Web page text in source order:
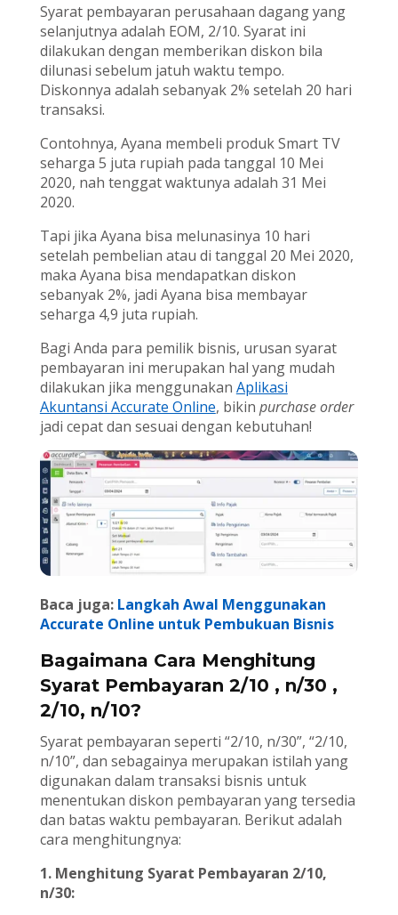
Syarat pembayaran perusahaan dagang yang
selanjutnya adalah EOM, 2/10. Syarat ini
dilakukan dengan memberikan diskon bila
dilunasi sebelum jatuh waktu tempo.
Diskonnya adalah sebanyak 2% setelah 20 hari
transaksi.
Contohnya, Ayana membeli produk Smart TV
seharga 5 juta rupiah pada tanggal 10 Mei
2020, nah tenggat waktunya adalah 31 Mei
2020.
Tapi jika Ayana bisa melunasinya 10 hari
setelah pembelian atau di tanggal 20 Mei 2020,
maka Ayana bisa mendapatkan diskon
sebanyak 2%, jadi Ayana bisa membayar
seharga 4,9 juta rupiah.
Bagi Anda para pemilik bisnis, urusan syarat
pembayaran ini merupakan hal yang mudah
dilakukan jika menggunakan Aplikasi
Akuntansi Accurate Online, bikin purchase order
jadi cepat dan sesuai dengan kebutuhan!
Baca juga: Langkah Awal Menggunakan
Accurate Online untuk Pembukuan Bisnis
Bagaimana Cara Menghitung
Syarat Pembayaran 2/10 , n/30 ,
2/10, n/10?
Syarat pembayaran seperti “2/10, n/30”, “2/10,
n/10”, dan sebagainya merupakan istilah yang
digunakan dalam transaksi bisnis untuk
menentukan diskon pembayaran yang tersedia
dan batas waktu pembayaran. Berikut adalah
cara menghitungnya:
1. Menghitung Syarat Pembayaran 2/10,
n/30: